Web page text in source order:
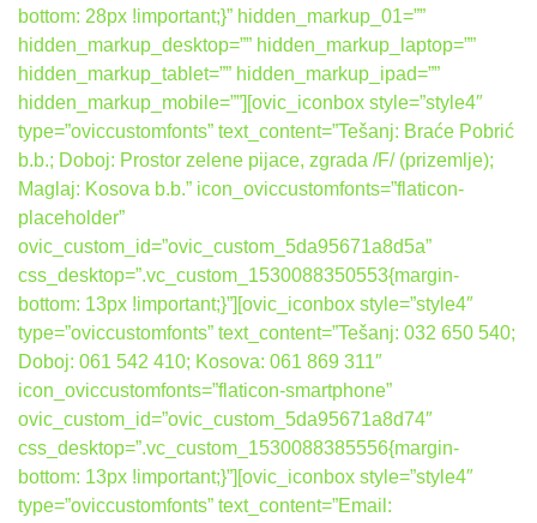
bottom: 28px !important;}” hidden_markup_01=””
hidden_markup_desktop=”” hidden_markup_laptop=””
hidden_markup_tablet=”” hidden_markup_ipad=””
hidden_markup_mobile=””][ovic_iconbox style=”style4″
type=”oviccustomfonts” text_content=”Tešanj: Braće Pobrić
b.b.; Doboj: Prostor zelene pijace, zgrada /F/ (prizemlje);
Maglaj: Kosova b.b.” icon_oviccustomfonts=”flaticon-
placeholder”
ovic_custom_id=”ovic_custom_5da95671a8d5a”
css_desktop=”.vc_custom_1530088350553{margin-
bottom: 13px !important;}”][ovic_iconbox style=”style4″
type=”oviccustomfonts” text_content=”Tešanj: 032 650 540;
Doboj: 061 542 410; Kosova: 061 869 311″
icon_oviccustomfonts=”flaticon-smartphone”
ovic_custom_id=”ovic_custom_5da95671a8d74″
css_desktop=”.vc_custom_1530088385556{margin-
bottom: 13px !important;}”][ovic_iconbox style=”style4″
type=”oviccustomfonts” text_content=”Email: